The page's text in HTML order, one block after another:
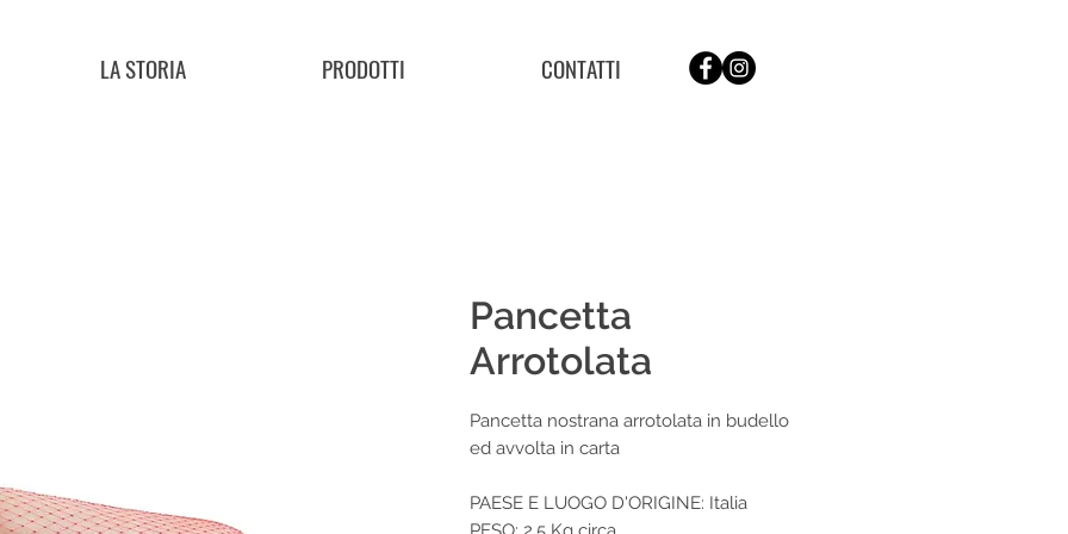
LA STORIA PRODOTTI CONTATTI
Pancetta
Arrotolata
Pancetta nostrana arrotolata in budello
ed avvolta in carta
PAESE E LUOGO D'ORIGINE: Italia